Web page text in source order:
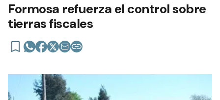
Formosa refuerza el control sobre
tierras fiscales